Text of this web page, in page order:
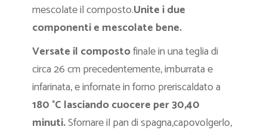
mescolate il composto.Unite i due
componenti e mescolate bene.
Versate il compostofinale in una teglia di
circa 26 cm precedentemente, imburrata e
infarinata, e infornate in forno preriscaldato a
180 °C lasciando cuocere per 30,40
minuti.Sfornare il pan di spagna,capovolgerlo,